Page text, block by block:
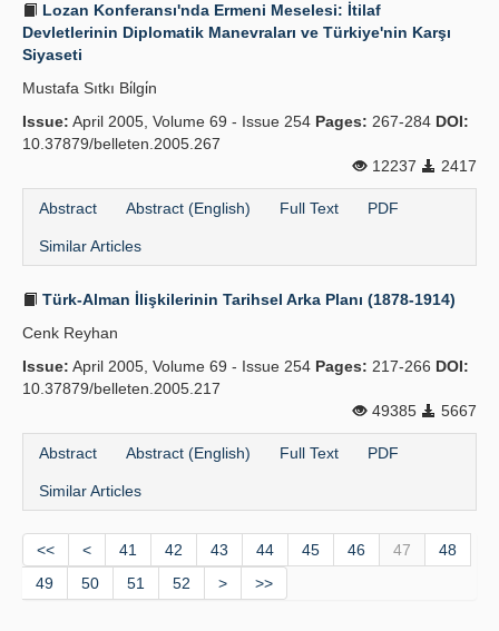
Lozan Konferansı'nda Ermeni Meselesi: İtilaf
Devletlerinin Diplomatik Manevraları ve Türkiye'nin Karşı
Siyaseti
Mustafa Sıtkı Bi̇lgi̇n
Issue: April 2005, Volume 69 - Issue 254 Pages: 267-284 DOI:
10.37879/belleten.2005.267
12237
2417
Abstract Abstract (English) Full Text PDF
Similar Articles
Türk-Alman İlişkilerinin Tarihsel Arka Planı (1878-1914)
Cenk Reyhan
Issue: April 2005, Volume 69 - Issue 254 Pages: 217-266 DOI:
10.37879/belleten.2005.217
49385
5667
Abstract Abstract (English) Full Text PDF
Similar Articles
<< < 41 42 43 44 45 46 47
48
49
50 51 52 > >>